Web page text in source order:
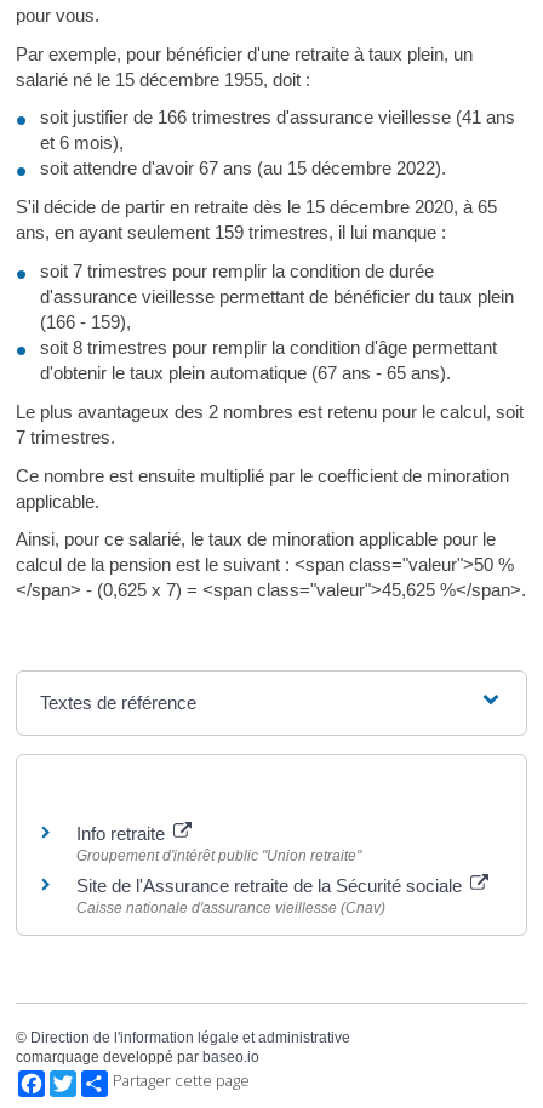
pour vous.
Par exemple, pour bénéficier d'une retraite à taux plein, un
salarié né le 15 décembre 1955, doit :
soit justifier de 166 trimestres d'assurance vieillesse (41 ans
et 6 mois),
soit attendre d'avoir 67 ans (au 15 décembre 2022).
S'il décide de partir en retraite dès le 15 décembre 2020, à 65
ans, en ayant seulement 159 trimestres, il lui manque :
soit 7 trimestres pour remplir la condition de durée
d'assurance vieillesse permettant de bénéficier du taux plein
(166 - 159),
soit 8 trimestres pour remplir la condition d'âge permettant
d'obtenir le taux plein automatique (67 ans - 65 ans).
Le plus avantageux des 2 nombres est retenu pour le calcul, soit
7 trimestres.
Ce nombre est ensuite multiplié par le coefficient de minoration
applicable.
Ainsi, pour ce salarié, le taux de minoration applicable pour le
calcul de la pension est le suivant : <span class="valeur">50 %
</span> - (0,625 x 7) = <span class="valeur">45,625 %</span>.
Textes de référence
Info retraite
Groupement d'intérêt public "Union retraite"
Site de l'Assurance retraite de la Sécurité sociale
Caisse nationale d'assurance vieillesse (Cnav)
© Direction de l'information légale et administrative
comarquage developpé par baseo.io
Facebook
TwitterPartager cette page